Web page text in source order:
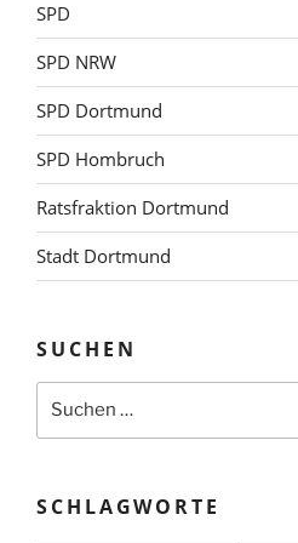
SPD
SPD NRW
SPD Dortmund
SPD Hombruch
Ratsfraktion Dortmund
Stadt Dortmund
SUCHEN
nach:
SCHLAGWORTE